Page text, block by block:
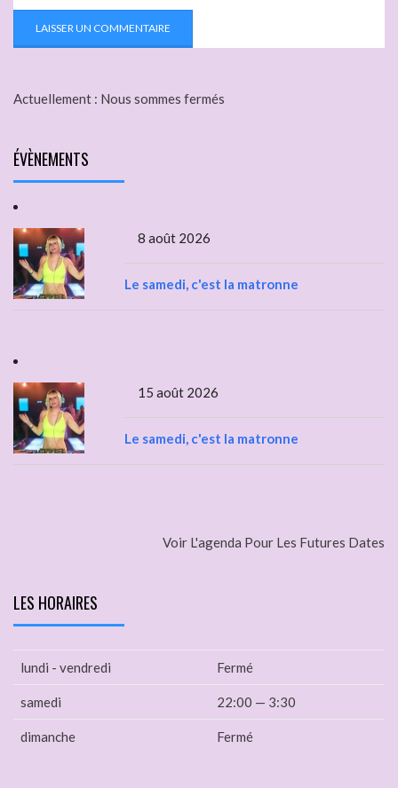
Actuellement : Nous sommes fermés
ÉVÈNEMENTS
8 août 2026
Le samedi, c'est la matronne
15 août 2026
Le samedi, c'est la matronne
Voir L'agenda Pour Les Futures Dates
LES HORAIRES
lundi - vendredi Fermé
samedi 22:00 — 3:30
dimanche Fermé